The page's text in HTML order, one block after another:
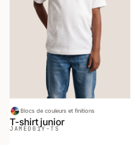
Blocs de couleurs et finitions
T-shirt junior
JAMEO 01Y-TS